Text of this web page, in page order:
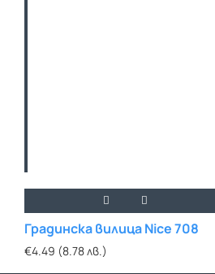
Градинска вилица Nice 708
€4.49 (8.78 лв.)